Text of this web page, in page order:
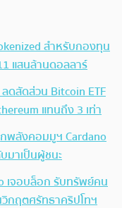
สำหรับกองทุน
แสนล้านดอลลาร์
สัดส่วน Bitcoin ETF
แทนถึง 3 เท่า
พลังคอมมูฯ Cardano
มาเป็นผู้ชนะ
เจอบล็อก รับทรัพย์คน
กฤตศรัทธาคริปโทฯ